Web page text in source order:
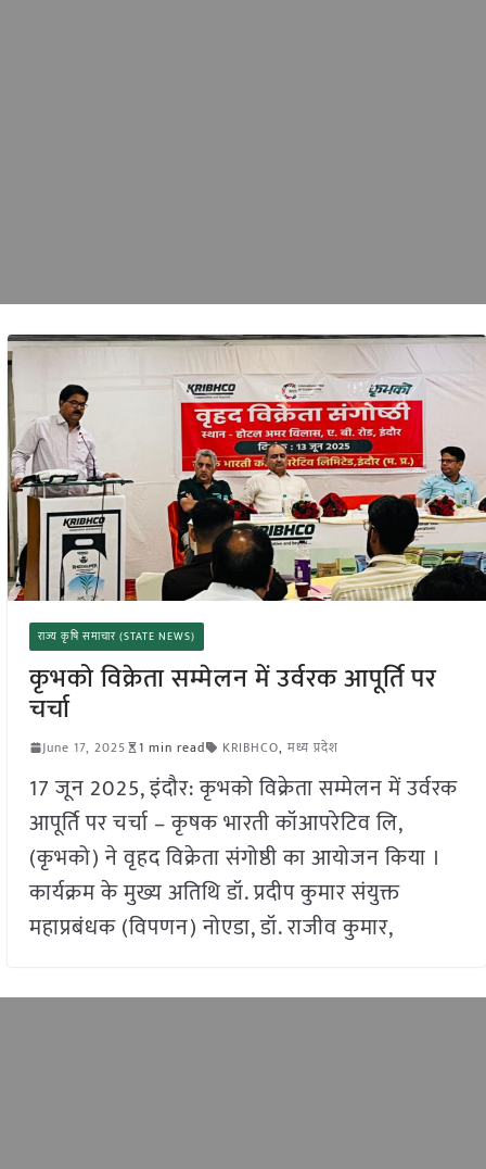
राज्य कृषि समाचार (STATE NEWS)
कृभको विक्रेता सम्मेलन में उर्वरक आपूर्ति पर
चर्चा
June 17, 2025 1 min read KRIBHCO, मध्य प्रदेश
17 जून 2025, इंदौर: कृभको विक्रेता सम्मेलन में उर्वरक
आपूर्ति पर चर्चा – कृषक भारती कॉआपरेटिव लि,
(कृभको) ने वृहद विक्रेता संगोष्ठी का आयोजन किया ।
कार्यक्रम के मुख्य अतिथि डॉ. प्रदीप कुमार संयुक्त
महाप्रबंधक (विपणन) नोएडा, डॉ. राजीव कुमार,